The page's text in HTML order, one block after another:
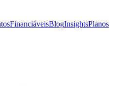
FinanciáveisBlogInsightsPlanos